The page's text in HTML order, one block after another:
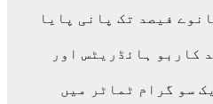
فیصد تک پانی پایا
کاربو ہائڈریٹس اور
سو گرام ٹماٹر میں